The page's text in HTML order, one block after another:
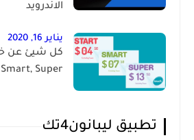
الاندرويد
يناير 16, 2020
Smart, Super
تطبيق ليبانون4تك